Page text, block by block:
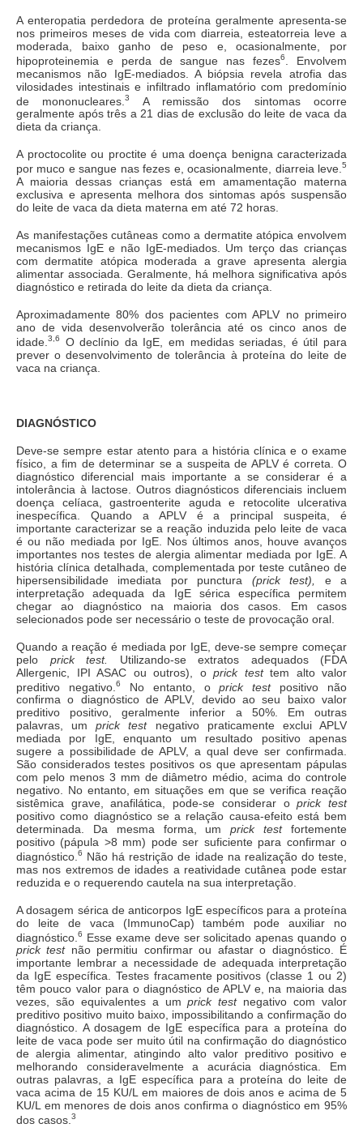
A enteropatia perdedora de proteína geralmente apresenta-se
nos primeiros meses de vida com diarreia, esteatorreia leve a
moderada, baixo ganho de peso e, ocasionalmente, por
hipoproteinemia e perda de sangue nas fezes6
. Envolvem
mecanismos não IgE-mediados. A biópsia revela atrofia das
vilosidades intestinais e infiltrado inflamatório com predomínio
de mononucleares.3
A remissão dos sintomas ocorre
geralmente após três a 21 dias de exclusão do leite de vaca da
dieta da criança.
A proctocolite ou proctite é uma doença benigna caracterizada
por muco e sangue nas fezes e, ocasionalmente, diarreia leve. 5
A maioria dessas crianças está em amamentação materna
exclusiva e apresenta melhora dos sintomas após suspensão
do leite de vaca da dieta materna em até 72 horas.
As manifestações cutâneas como a dermatite atópica envolvem
mecanismos IgE e não IgE-mediados. Um terço das crianças
com dermatite atópica moderada a grave apresenta alergia
alimentar associada. Geralmente, há melhora significativa após
diagnóstico e retirada do leite da dieta da criança.
Aproximadamente 80% dos pacientes com APLV no primeiro
ano de vida desenvolverão tolerância até os cinco anos de
idade. 3,6
O declínio da IgE, em medidas seriadas, é útil para
prever o desenvolvimento de tolerância à proteína do leite de
vaca na criança.
DIAGNÓSTICO
Deve-se sempre estar atento para a história clínica e o exame
físico, a fim de determinar se a suspeita de APLV é correta. O
diagnóstico diferencial mais importante a se considerar é a
intolerância à lactose. Outros diagnósticos diferenciais incluem
doença celíaca, gastroenterite aguda e retocolite ulcerativa
inespecífica. Quando a APLV é a principal suspeita, é
importante caracterizar se a reação induzida pelo leite de vaca
é ou não mediada por IgE. Nos últimos anos, houve avanços
importantes nos testes de alergia alimentar mediada por IgE. A
história clínica detalhada, complementada por teste cutâneo de
hipersensibilidade imediata por punctura (prick test),
e a
interpretação adequada da IgE sérica específica permitem
chegar ao diagnóstico na maioria dos casos. Em casos
selecionados pode ser necessário o teste de provocação oral.
Quando a reação é mediada por IgE, deve-se sempre começar
pelo prick test.
Utilizando-se extratos adequados (FDA
Allergenic, IPI ASAC ou outros), o prick testtem alto valor
preditivo negativo. 6 No entanto, oprick testpositivo não
confirma o diagnóstico de APLV, devido ao seu baixo valor
preditivo positivo, geralmente inferior a 50%. Em outras
palavras, umprick testnegativo praticamente exclui APLV
mediada por IgE, enquanto um resultado positivo apenas
sugere a possibilidade de APLV, a qual deve ser confirmada.
São considerados testes positivos os que apresentam pápulas
com pelo menos 3 mm de diâmetro médio, acima do controle
negativo. No entanto, em situações em que se verifica reação
sistêmica grave, anafilática, pode-se considerar oprick test
positivo como diagnóstico se a relação causa-efeito está bem
determinada. Da mesma forma, umprick testfortemente
positivo (pápula >8 mm) pode ser suficiente para confirmar o
diagnóstico. 6
Não há restrição de idade na realização do teste,
mas nos extremos de idades a reatividade cutânea pode estar
reduzida e o requerendo cautela na sua interpretação.
A dosagem sérica de anticorpos IgE específicos para a proteína
do leite de vaca (ImmunoCap) também pode auxiliar no
diagnóstico. 6
Esse exame deve ser solicitado apenas quando o
prick testnão permitiu confirmar ou afastar o diagnóstico. É
importante lembrar a necessidade de adequada interpretação
da IgE específica. Testes fracamente positivos (classe 1 ou 2)
têm pouco valor para o diagnóstico de APLV e, na maioria das
vezes, são equivalentes a umprick testnegativo com valor
preditivo positivo muito baixo, impossibilitando a confirmação do
diagnóstico. A dosagem de IgE específica para a proteína do
leite de vaca pode ser muito útil na confirmação do diagnóstico
de alergia alimentar, atingindo alto valor preditivo positivo e
melhorando consideravelmente a acurácia diagnóstica. Em
outras palavras, a IgE específica para a proteína do leite de
vaca acima de 15 KU/L em maiores de dois anos e acima de 5
KU/L em menores de dois anos confirma o diagnóstico em 95%
dos casos. 3